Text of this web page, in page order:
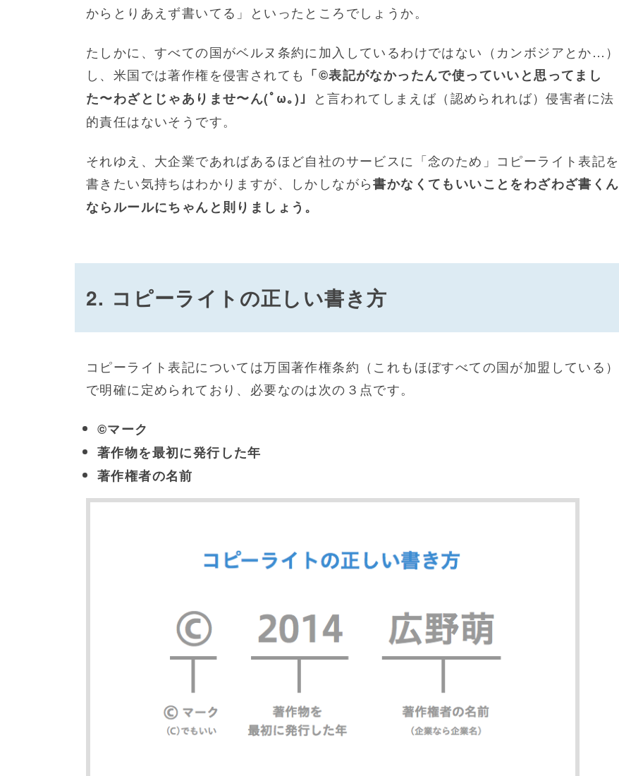
からとりあえず書いてる」といったところでしょうか。
たしかに、すべての国がベルヌ条約に加入しているわけではない（カンボジアとか…）
し、米国では著作権を侵害されても 「©表記がなかったんで使っていいと思ってまし
た〜わざとじゃありませ〜ん(ﾟω｡)」 と言われてしまえば（認められれば）侵害者に法
的責任はないそうです。
それゆえ、大企業であればあるほど自社のサービスに「念のため」コピーライト表記を
書きたい気持ちはわかりますが、しかしながら書かなくてもいいことをわざわざ書くん
ならルールにちゃんと則りましょう。
2. コピーライトの正しい書き方
コピーライト表記については万国著作権条約（これもほぼすべての国が加盟している）
で明確に定められており、必要なのは次の３点です。
©マーク
著作物を最初に発行した年
著作権者の名前